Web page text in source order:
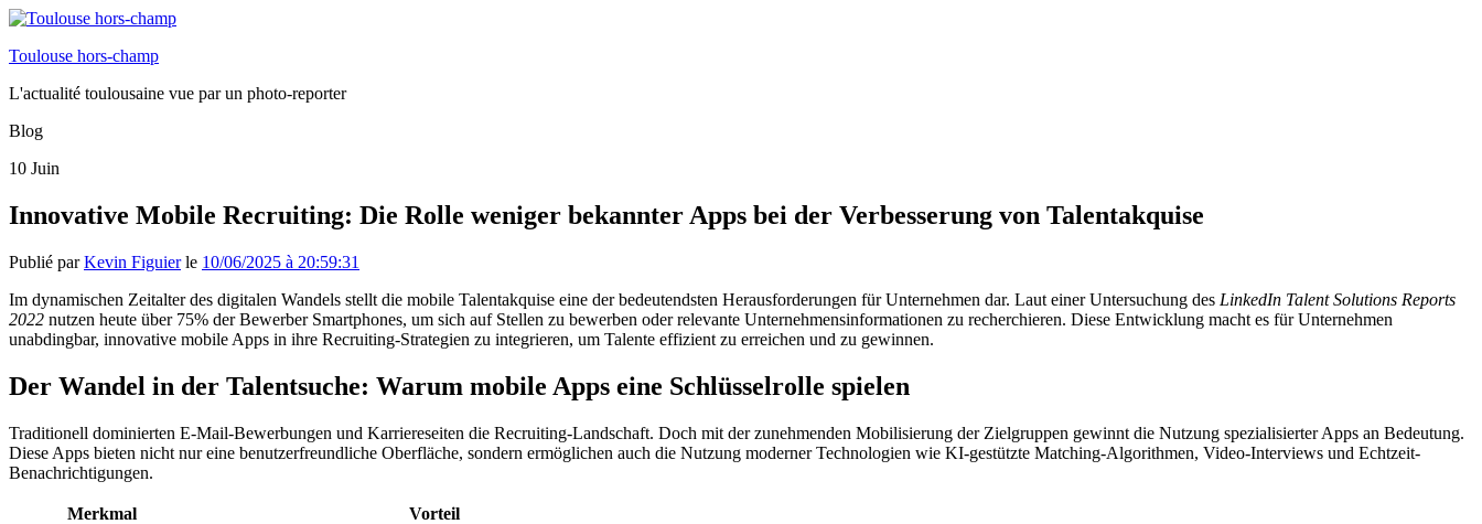
Toulouse hors-champ
L'actualité toulousaine vue par un photo-reporter
Blog
10 Juin
Innovative Mobile Recruiting: Die Rolle weniger bekannter Apps bei der Verbesserung von Talentakquise
Publié parKevin Figuierle 10/06/2025 à 20:59:31
Im dynamischen Zeitalter des digitalen Wandels stellt die mobile Talentakquise eine der bedeutendsten Herausforderungen für Unternehmen dar. Laut einer Untersuchung des LinkedIn Talent Solutions Reports
2022 nutzen heute über 75% der Bewerber Smartphones, um sich auf Stellen zu bewerben oder relevante Unternehmensinformationen zu recherchieren. Diese Entwicklung macht es für Unternehmen
unabdingbar, innovative mobile Apps in ihre Recruiting-Strategien zu integrieren, um Talente effizient zu erreichen und zu gewinnen.
Der Wandel in der Talentsuche: Warum mobile Apps eine Schlüsselrolle spielen
Traditionell dominierten E-Mail-Bewerbungen und Karriereseiten die Recruiting-Landschaft. Doch mit der zunehmenden Mobilisierung der Zielgruppen gewinnt die Nutzung spezialisierter Apps an Bedeutung.
Diese Apps bieten nicht nur eine benutzerfreundliche Oberfläche, sondern ermöglichen auch die Nutzung moderner Technologien wie KI-gestützte Matching-Algorithmen, Video-Interviews und Echtzeit-
Benachrichtigungen.
Merkmal
Vorteil